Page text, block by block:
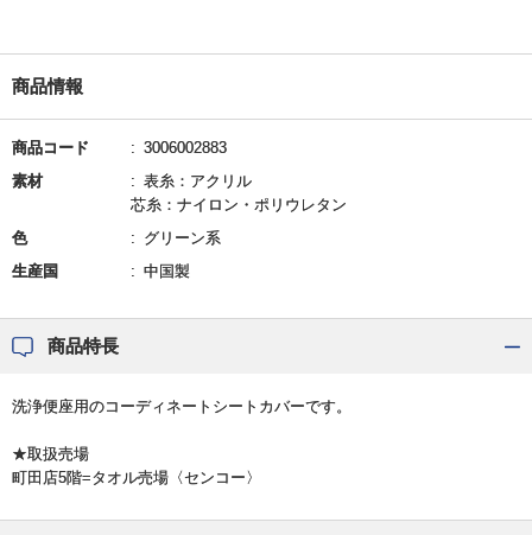
商品情報
商品コード
3006002883
素材
表糸：アクリル
芯糸：ナイロン・ポリウレタン
色
グリーン系
生産国
中国製
商品特長
洗浄便座用のコーディネートシートカバーです。
★取扱売場
町田店5階=タオル売場〈センコー〉